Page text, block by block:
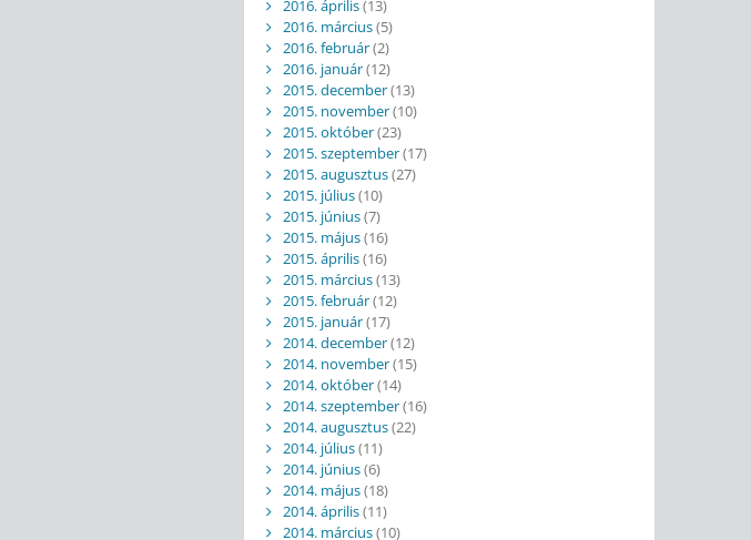
2016. április(13)
2016. március(5)
2016. február(2)
2016. január(12)
2015. december(13)
2015. november(10)
2015. október(23)
2015. szeptember(17)
2015. augusztus(27)
2015. július(10)
2015. június(7)
2015. május(16)
2015. április(16)
2015. március(13)
2015. február(12)
2015. január(17)
2014. december(12)
2014. november(15)
2014. október(14)
2014. szeptember(16)
2014. augusztus(22)
2014. július(11)
2014. június(6)
2014. május(18)
2014. április(11)
2014. március(10)